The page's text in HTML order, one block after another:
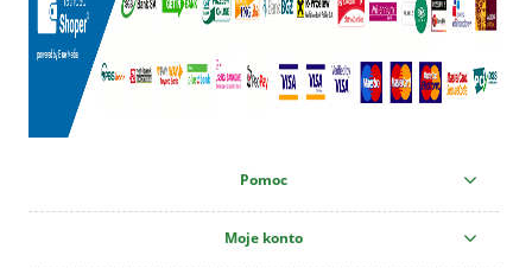
Pomoc
Moje konto